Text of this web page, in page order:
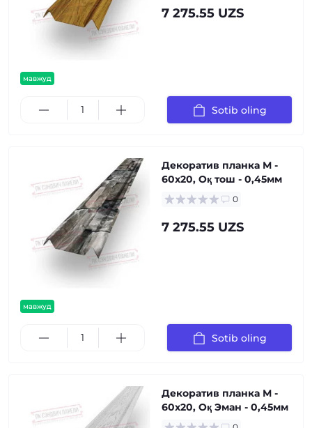
мавжуд
7 275.55 UZS
Sotib oling
мавжуд
Декоратив планка М -
60х20, Оқ тош - 0,45мм
0
7 275.55 UZS
Sotib oling
Декоратив планка М -
60х20, Оқ Эман - 0,45мм